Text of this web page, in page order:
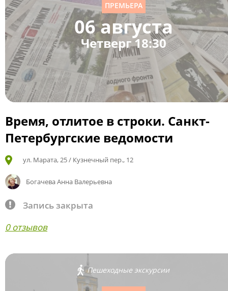
ПРЕМЬЕРА
06 августа
Четверг 18:30
Время, отлитое в строки. Санкт-
Петербургские ведомости
ул. Марата, 25 / Кузнечный пер., 12
Богачева Анна Валерьевна
Запись закрыта
0 отзывов
Пешеходные экскурсии